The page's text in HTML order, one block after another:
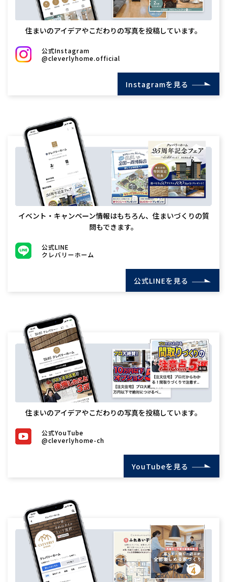
住まいのアイデアやこだわりの写真を投稿しています。
公式Instagram
@cleverlyhome.official
Instagramを見る
イベント・キャンペーン情報はもちろん、住まいづくりの質
問もできます。
公式LINE
クレバリーホーム
公式LINEを見る
住まいのアイデアやこだわりの写真を投稿しています。
公式YouTube
@cleverlyhome-ch
YouTubeを見る